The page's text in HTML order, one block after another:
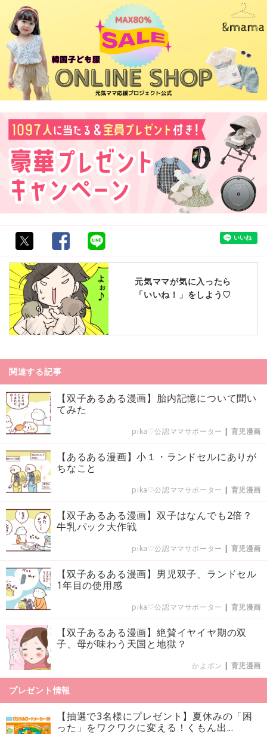
元気ママが気に入ったら
「いいね！」をしよう♡
関連する記事
【双子あるある漫画】胎内記憶について聞い
てみた
pika♡公認ママサポーター | 育児漫画
【あるある漫画】小１・ランドセルにありが
ちなこと
pika♡公認ママサポーター | 育児漫画
【双子あるある漫画】双子はなんでも2倍？
牛乳パック大作戦
pika♡公認ママサポーター | 育児漫画
【双子あるある漫画】男児双子、ランドセル
1年目の使用感
pika♡公認ママサポーター | 育児漫画
【双子あるある漫画】絶賛イヤイヤ期の双
子、母が味わう天国と地獄？
かよポン | 育児漫画
プレゼント情報
【抽選で3名様にプレゼント】夏休みの「困
った」をワクワクに変える！くもん出...